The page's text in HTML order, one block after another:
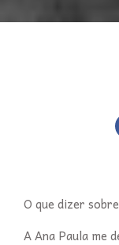
O que dizer
A Ana Paula me